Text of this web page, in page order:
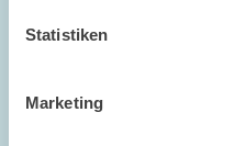
Statistiken
Marketing